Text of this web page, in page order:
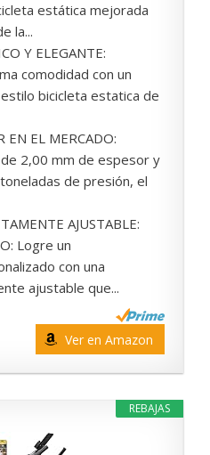
estática mejorada
la...
Y ELEGANTE:
comodidad con un
bicicleta estatica de
EN EL MERCADO:
2,00 mm de espesor y
de presión, el
AJUSTABLE:
Logre un
con una
ajustable que...
Ver en Amazon
REBAJAS